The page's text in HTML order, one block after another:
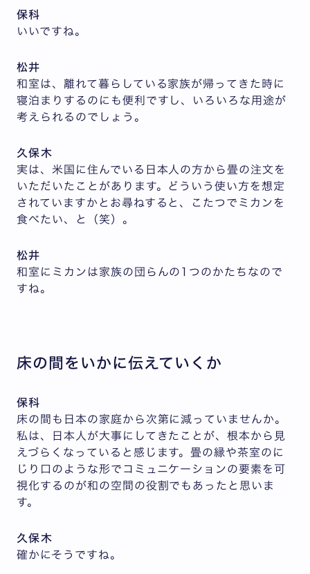
保科
いいですね。
松井
和室は、離れて暮らしている家族が帰ってきた時に
寝泊まりするのにも便利ですし、いろいろな用途が
考えられるのでしょう。
久保木
実は、米国に住んでいる日本人の方から畳の注文を
いただいたことがあります。どういう使い方を想定
されていますかとお尋ねすると、こたつでミカンを
食べたい、と（笑）。
松井
和室にミカンは家族の団らんの1つのかたちなので
すね。
床の間をいかに伝えていくか
保科
床の間も日本の家庭から次第に減っていませんか。
私は、日本人が大事にしてきたことが、根本から見
えづらくなっていると感じます。畳の縁や茶室のに
じり口のような形でコミュニケーションの要素を可
視化するのが和の空間の役割でもあったと思いま
す。
久保木
確かにそうですね。